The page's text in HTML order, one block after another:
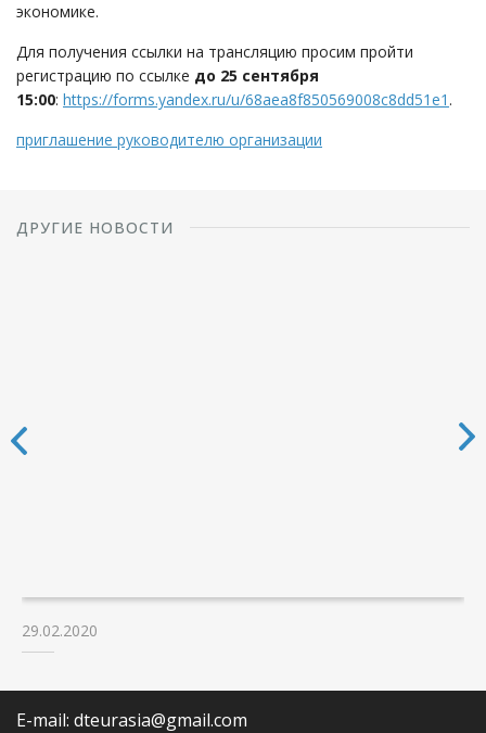
экономике.
Для получения ссылки на трансляцию просим пройти
регистрацию по ссылке до 25 сентября
15:00: https://forms.yandex.ru/u/68aea8f850569008c8dd51e1 .
приглашение руководителю организации
ДРУГИЕ НОВОСТИ
29.02.2020
E-mail: dteurasia@gmail.com